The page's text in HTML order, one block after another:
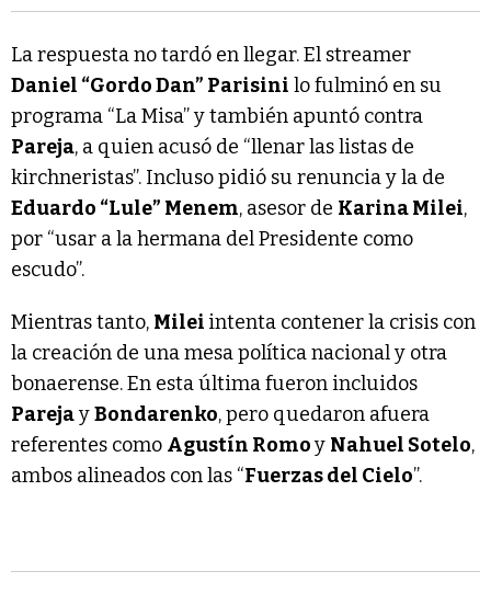
La respuesta no tardó en llegar. El streamer
Daniel “Gordo Dan” Parisini lo fulminó en su
programa “La Misa” y también apuntó contra
Pareja, a quien acusó de “llenar las listas de
kirchneristas”. Incluso pidió su renuncia y la de
Eduardo “Lule” Menem, asesor de Karina Milei,
por “usar a la hermana del Presidente como
escudo”.
Mientras tanto, Milei intenta contener la crisis con
la creación de una mesa política nacional y otra
bonaerense. En esta última fueron incluidos
ParejayBondarenko, pero quedaron afuera
referentes como Agustín Romoy Nahuel Sotelo,
ambos alineados con las “Fuerzas del Cielo”.